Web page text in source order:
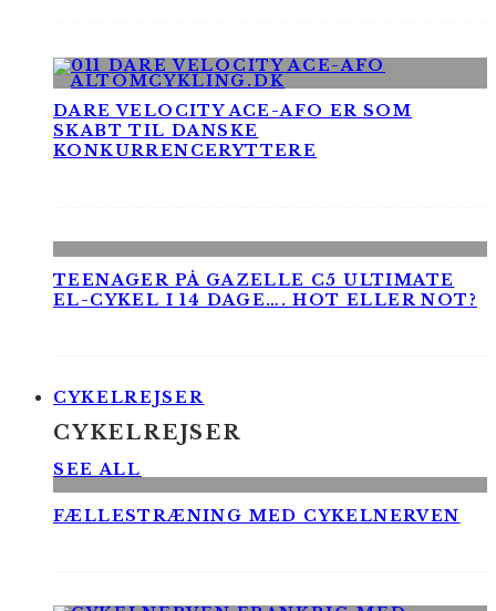
DARE VELOCITY ACE-AFO ER SOM
SKABT TIL DANSKE
KONKURRENCERYTTERE
TEENAGER PÅ GAZELLE C5 ULTIMATE
EL-CYKEL I 14 DAGE…. HOT ELLER NOT?
CYKELREJSER
CYKELREJSER
SEE ALL
FÆLLESTRÆNING MED CYKELNERVEN